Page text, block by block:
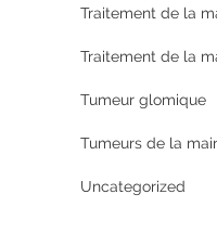
Traitement de la
Traitement de la
Tumeur glomique
Tumeurs de la
Uncategorized